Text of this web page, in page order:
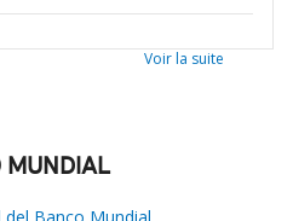
Voir la suite
MUNDIAL